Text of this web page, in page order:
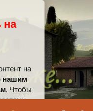
на
на
нашим
. Чтобы